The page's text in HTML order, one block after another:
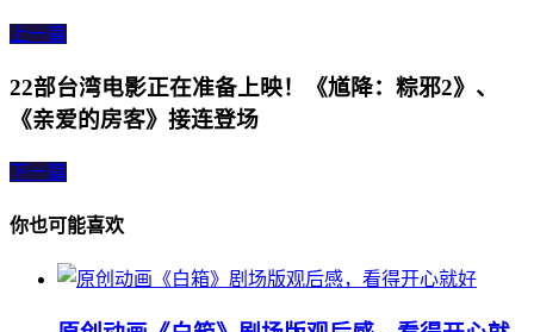
上一篇
22部台湾电影正在准备上映！《馗降：粽邪2》、
《亲爱的房客》接连登场
下一篇
你也可能喜欢